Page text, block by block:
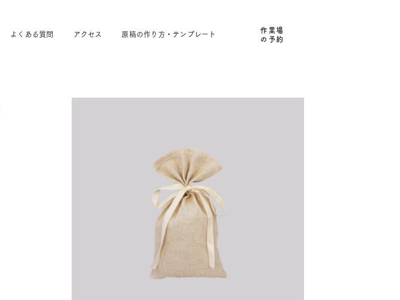
よくある質問 アクセス 原稿の作り方・テンプレート
作業場
の予約